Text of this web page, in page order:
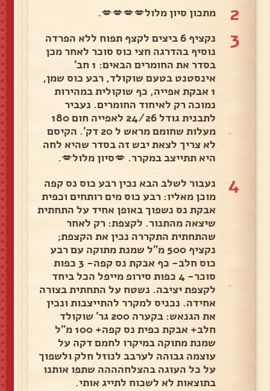
2 מתכון סיון מלול💋💋💋💋.
3
נקציף 6 ביצים לקצף תפוח ללא הפרדה
נוסיף בהדרגה חצי כוס סוכר לאחר מכן
בסדר את החומרים הבאים: 1 חב'
אינסטנט בטעם שוקולד, רבע כוס שמן,
1 אבקת אפייה, כף שוקולית במהירות
נמוכה רק לאיחוד החומרים. נעביר
לתבנית גודל 24/26 לאפייה חום 180
מעלות שחומם מראש ל 20 דק'. הקיסם
לא צריך לצאת יבש זה בסדר שהיא לחה
היא תתייצב במקרר. 💋סיון מלול💋.
4
נעבור לשלב הבא נכין רבע כוס נס קפה
מוכן מאליו: רבע כוס מים רותחים וכפית
אבקת נס נשפוך באופן אחיד על התחתית
שיצאה מהתנור. לקצפת: רק לאחר
שהתחתית התקררה נכין את הקצפת;
נקציף 500 מ"ל שמנת מתוקה עם רבע
כוס חלב- כף אבקת נס קפה- 3 כפות
סוכר- 4 כפות סירופ מייפל הכל ביחד
לקצפת יציבה. נשטח על התחתית בצורה
אחידה. נכניס למקרר להתייצבות ונכין
את הגנאש: בקערה 200 גר' שוקולד
חלב+ אבקת כפית נס קפה+ 100 מ"ל
שמנת מתוקה במיקרו לחמם דקה על
עוצמה גבוהה לערבב לנוזל חלק ולשפוך
על כל העוגה בהצלחהההה שתפו אותנו
בתוצאות לא לשכוח לתייג אותי.